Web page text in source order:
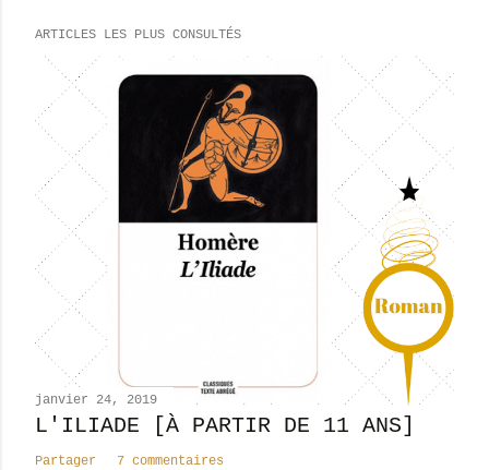
ARTICLES LES PLUS CONSULTÉS
janvier 24, 2019
L'ILIADE [À PARTIR DE 11 ANS]
Partager 7 commentaires